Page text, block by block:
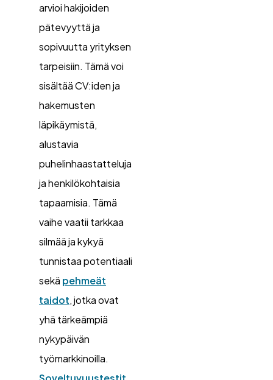
arvioi hakijoiden
pätevyyttä ja
sopivuutta yrityksen
tarpeisiin. Tämä voi
sisältää CV:iden ja
hakemusten
läpikäymistä,
alustavia
puhelinhaastatteluja
ja henkilökohtaisia
tapaamisia. Tämä
vaihe vaatii tarkkaa
silmää ja kykyä
tunnistaa potentiaali
sekä pehmeät
taidot, jotka ovat
yhä tärkeämpiä
nykypäivän
työmarkkinoilla.